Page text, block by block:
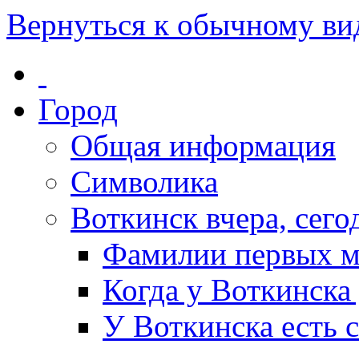
Вернуться к обычному
Город
Общая информация
Символика
Воткинск вчера,
Фамилии первых
Когда у
У Воткинска есть